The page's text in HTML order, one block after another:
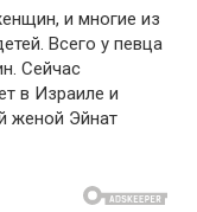
и многие из
Всего у певца
Сейчас
в Израиле и
женой Эйнат